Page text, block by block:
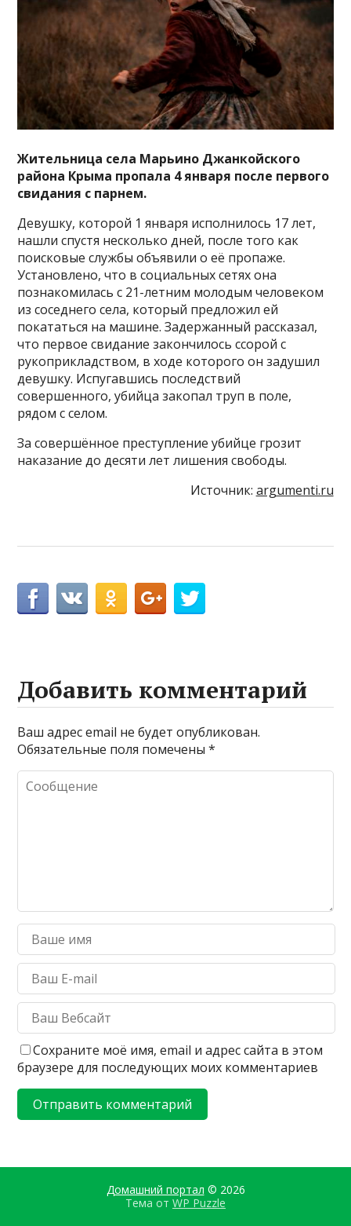
Жительница села Марьино Джанкойского
района Крыма пропала 4 января после первого
свидания с парнем.
Девушку, которой 1 января исполнилось 17 лет,
нашли спустя несколько дней, после того как
поисковые службы объявили о её пропаже.
Установлено, что в социальных сетях она
познакомилась с 21-летним молодым человеком
из соседнего села, который предложил ей
покататься на машине. Задержанный рассказал,
что первое свидание закончилось ссорой с
рукоприкладством, в ходе которого он задушил
девушку. Испугавшись последствий
совершенного, убийца закопал труп в поле,
рядом с селом.
За совершённое преступление убийце грозит
наказание до десяти лет лишения свободы.
Источник: argumenti.ru
Добавить комментарий
Ваш адрес email не будет опубликован.
Обязательные поля помечены*
Сохраните моё имя, email и адрес сайта в этом
браузере для последующих моих комментариев
Домашний портал © 2026
Тема от WP Puzzle